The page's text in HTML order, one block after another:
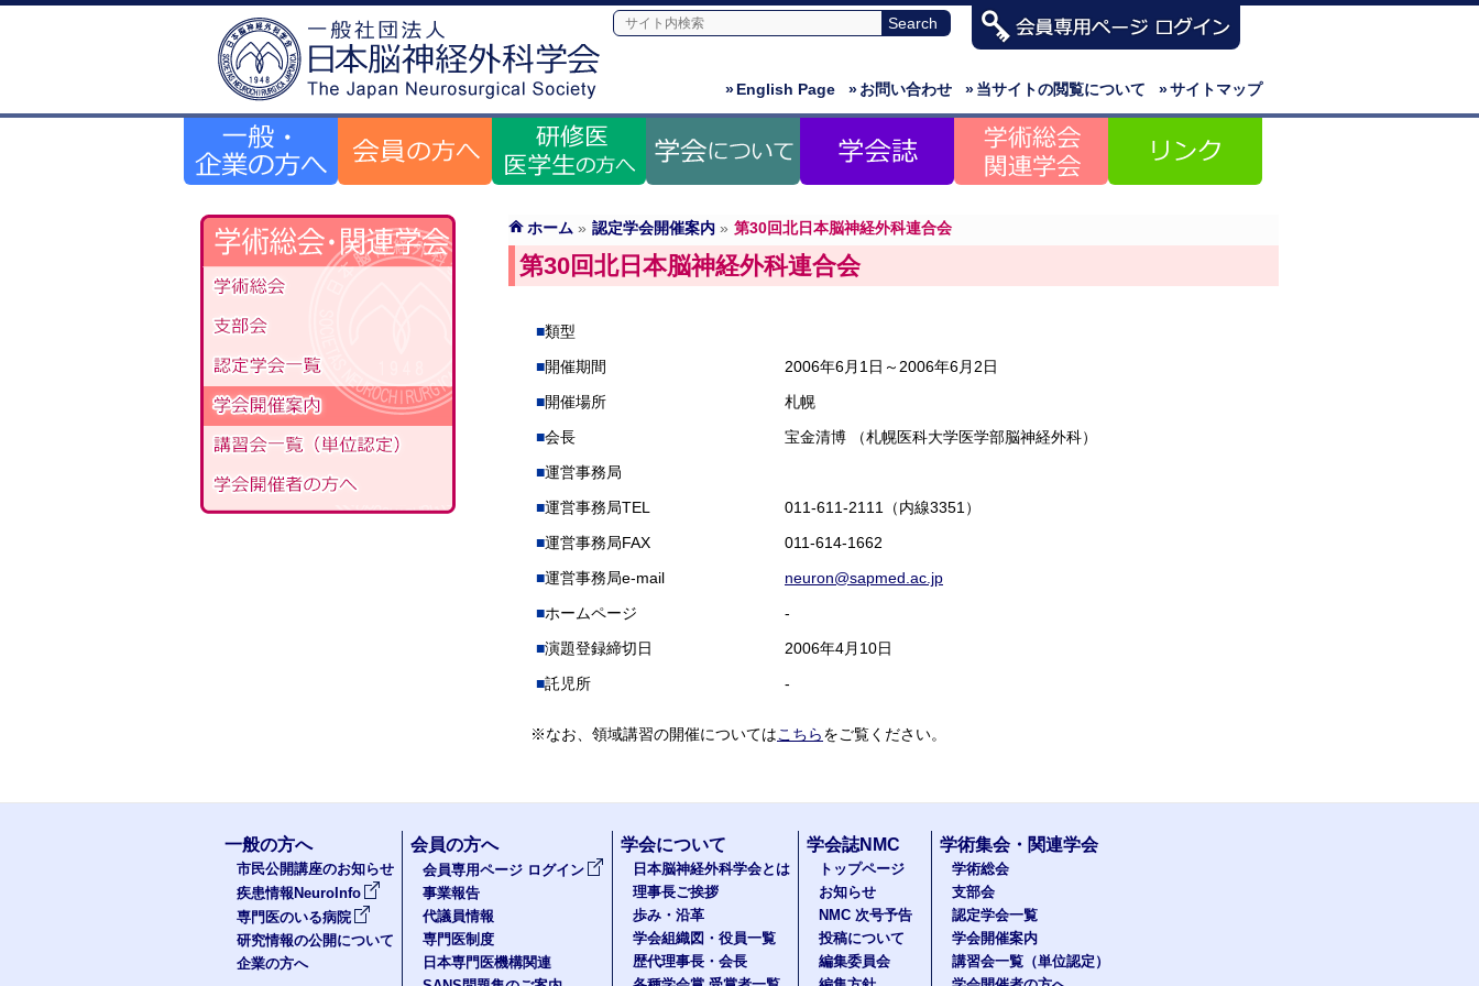
»サイトマップ
»当サイトの閲覧について
»お問い合わせ
»English Page
ホーム » 認定学会開催案内 » 第30回北日本脳神経外科連合会
第30回北日本脳神経外科連合会
類型
開催期間
2006年6月1日～2006年6月2日
開催場所
札幌
会長
宝金清博 （札幌医科大学医学部脳神経外科）
運営事務局
運営事務局TEL
011-611-2111（内線3351）
運営事務局FAX
011-614-1662
運営事務局e-mail
neuron@sapmed.ac.jp
ホームページ
-
演題登録締切日
2006年4月10日
託児所
-
※なお、領域講習の開催についてはこちらをご覧ください。
一般の方へ
市民公開講座のお知らせ
疾患情報NeuroInfo
専門医のいる病院
研究情報の公開について
企業の方へ
会員の方へ
会員専用ページ ログイン
事業報告
代議員情報
専門医制度
日本専門医機構関連
学会について
日本脳神経外科学会とは
理事長ご挨拶
歩み・沿革
学会組織図・役員一覧
歴代理事長・会長
学会誌NMC
トップページ
お知らせ
NMC 次号予告
投稿について
編集委員会
学術集会・関連学会
学術総会
支部会
認定学会一覧
学会開催案内
講習会一覧（単位認定）